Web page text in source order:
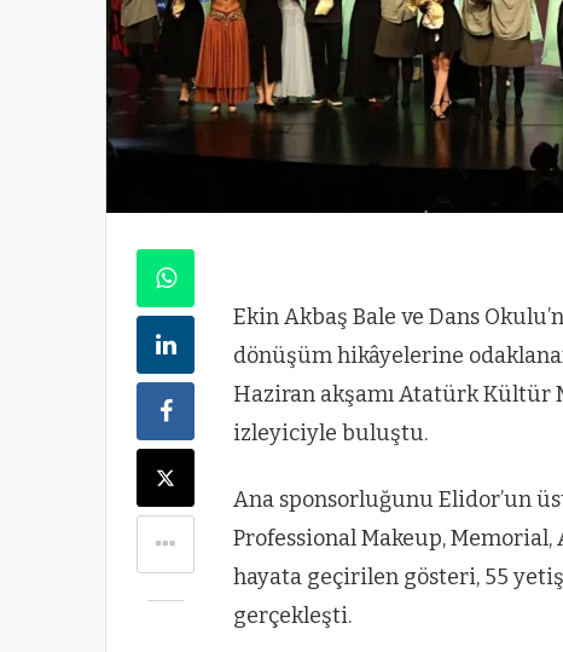
Ekin Akbaş Bale ve Dans
dönüşüm hikâyelerine
Haziran akşamı Atatürk Kültür
izleyiciyle buluştu.
Ana sponsorluğunu Elidor’un
Professional Makeup,
hayata geçirilen gösteri, 55
gerçekleşti.